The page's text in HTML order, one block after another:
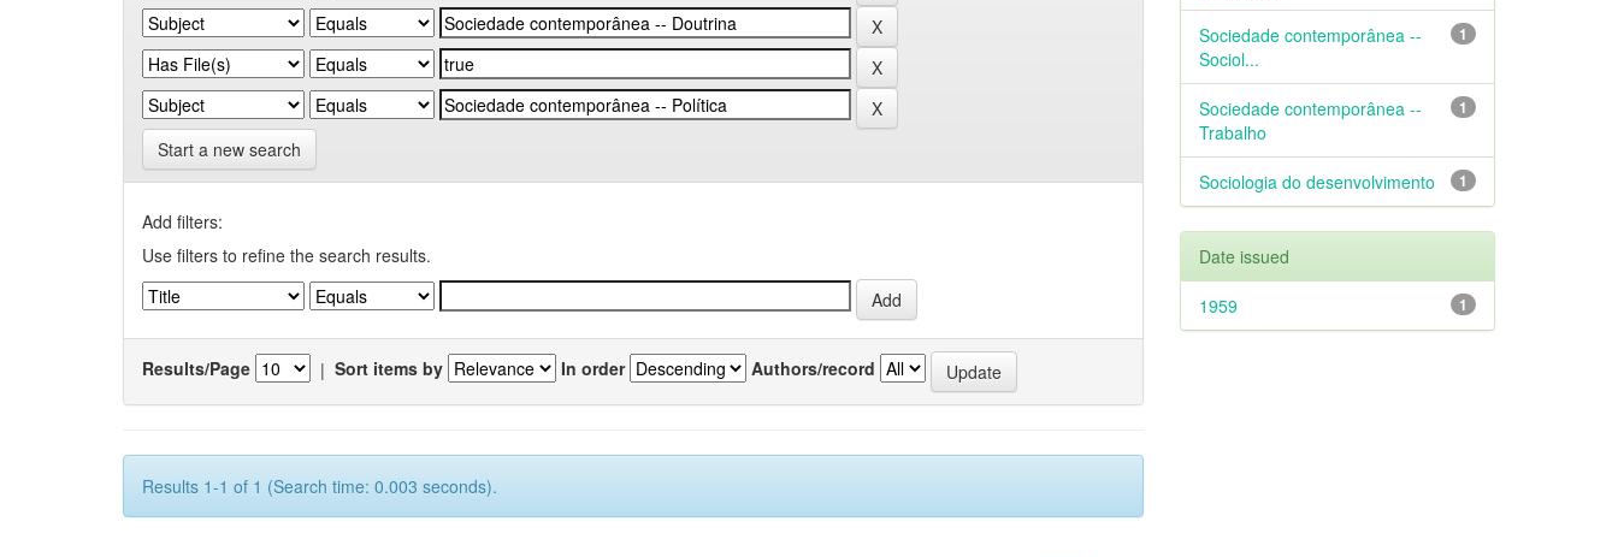
Start a new search
Add filters:
Use filters to refine the search results.
Results/Page | Sort items by In order Authors/record
Results 1-1 of 1 (Search time: 0.003 seconds).
1
Sociedade contemporânea --
Sociol...
1
Sociedade contemporânea --
Trabalho
1
Sociologia do desenvolvimento
Date issued
1
1959